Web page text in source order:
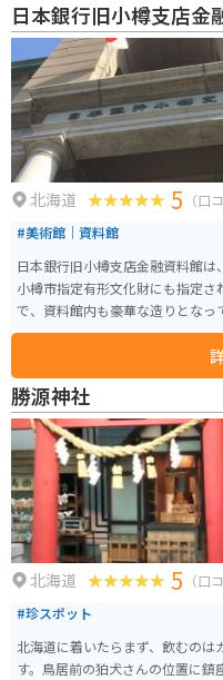
プされています。石造りの倉庫
夕暮れ時にガス燈の火が灯りはじ
す。周辺には倉庫を改築したレ
しても人気があります。
日本銀行旧小樽支店金
北海道 5 （口
#美術館｜資料館
日本銀行旧小樽支店金融資料館
小樽市指定有形文化財にも指定
で、資料館内も豪華な造りとなっ
ることができます。
勝源神社
北海道 5 （口
#珍スポット
北海道に着いたらまず、飲むの
す。鳥居前の狛犬さんの位置に鎮